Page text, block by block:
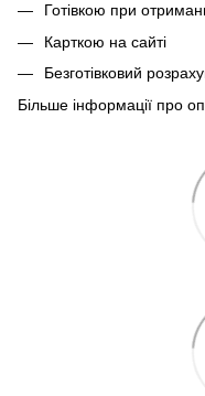
Готівкою при
Карткою на сайті
Безготівковий
Більше інформації про